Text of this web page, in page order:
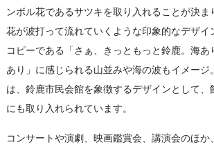
ンボル花であるサツキを取り入れることが決ま
花が波打って流れていくような印象的なデザイ
コピーである「さぁ、きっともっと鈴鹿。海あ
あり」に感じられる山並みや海の波もイメージ
は、鈴鹿市民会館を象徴するデザインとして、
にも取り入れられています。
コンサートや演劇、映画鑑賞会、講演会のほか